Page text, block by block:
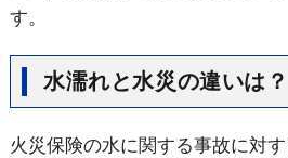
す。
水濡れと水災の違いは？
火災保険の水に関する事故に対